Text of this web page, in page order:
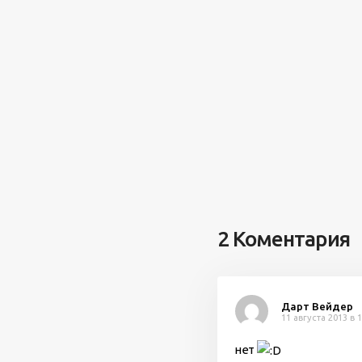
2 Коментария
Дарт Вейдер
11 августа 2013 в
нет